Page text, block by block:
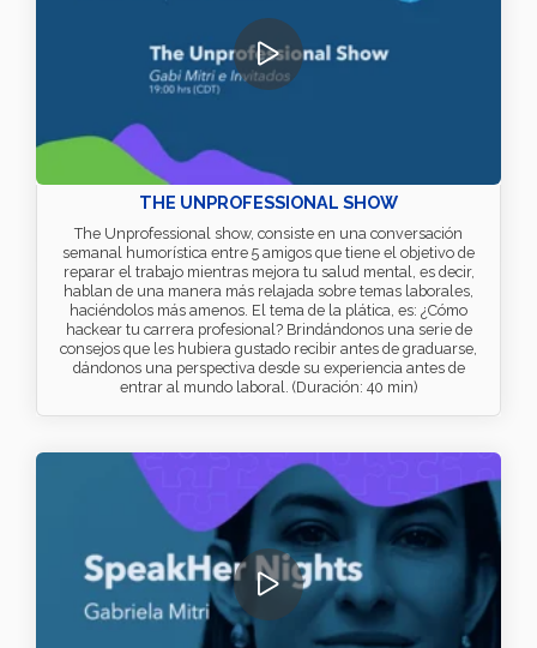
THE UNPROFESSIONAL SHOW
The Unprofessional show, consiste en una conversación
semanal humorística entre 5 amigos que tiene el objetivo de
reparar el trabajo mientras mejora tu salud mental, es decir,
hablan de una manera más relajada sobre temas laborales,
haciéndolos más amenos. El tema de la plática, es: ¿Cómo
hackear tu carrera profesional? Brindándonos una serie de
consejos que les hubiera gustado recibir antes de graduarse,
dándonos una perspectiva desde su experiencia antes de
entrar al mundo laboral. (Duración: 40 min)